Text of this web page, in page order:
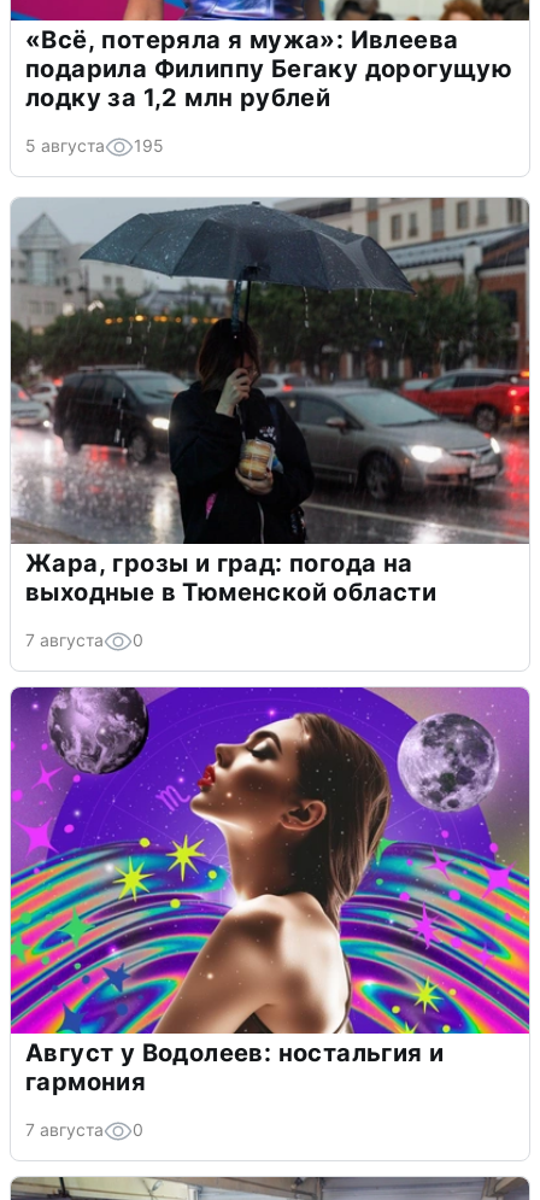
«Всё, потеряла я мужа»: Ивлеева
подарила Филиппу Бегаку дорогущую
лодку за 1,2 млн рублей
5 августа 195
Жара, грозы и град: погода на
выходные в Тюменской области
7 августа 0
Август у Водолеев: ностальгия и
гармония
7 августа 0